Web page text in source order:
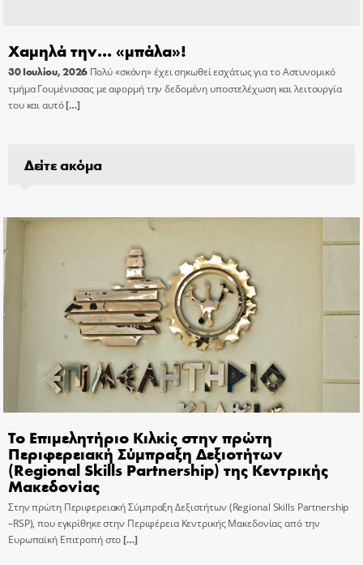
Χαμηλά την… «μπάλα»!
30 Ιουλίου, 2026 Πολύ «σκόνη» έχει σηκωθεί εσχάτως για το Αστυνομικό
τμήμα Γουμένισσας με αφορμή την δεδομένη υποστελέχωση και λειτουργία
του και αυτό[…]
Δείτε ακόμα
Το Επιμελητήριο Κιλκίς στην πρώτη
Περιφερειακή Σύμπραξη Δεξιοτήτων
(Regional Skills Partnership) της Κεντρικής
Μακεδονίας
Στην πρώτη Περιφερειακή Σύμπραξη Δεξιοτήτων (Regional Skills Partnership
–RSP), που εγκρίθηκε στην Περιφέρεια Κεντρικής Μακεδονίας από την
Ευρωπαϊκή Επιτροπή στο[…]